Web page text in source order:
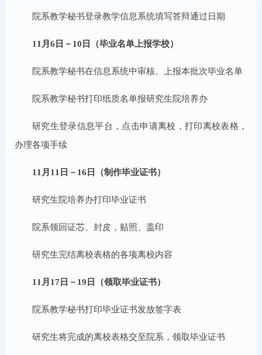
院系教学秘书登录教学信息系统填写答辩通过日期
11月6日－10日（毕业名单上报学校）
院系教学秘书在信息系统中审核、上报本批次毕业名单
院系教学秘书打印纸质名单报研究生院培养办
研究生登录信息平台，点击申请离校，打印离校表格，
办理各项手续
11月11日－16日（制作毕业证书）
研究生院培养办打印毕业证书
院系领回证芯、封皮，贴照、盖印
研究生完结离校表格的各项离校内容
11月17日－19日（领取毕业证书）
院系教学秘书打印毕业证书发放签字表
研究生将完成的离校表格交至院系，领取毕业证书